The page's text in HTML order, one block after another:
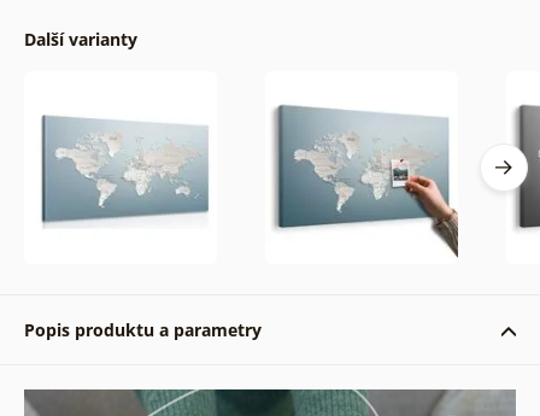
Další varianty
Popis produktu a parametry